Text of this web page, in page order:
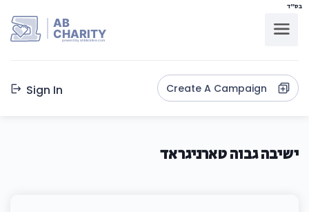
בס"ד
AB
CHARITY
powerd by ahblicklive.com
Sign In Create A Campaign
ישיבה גבוה טארניגראד